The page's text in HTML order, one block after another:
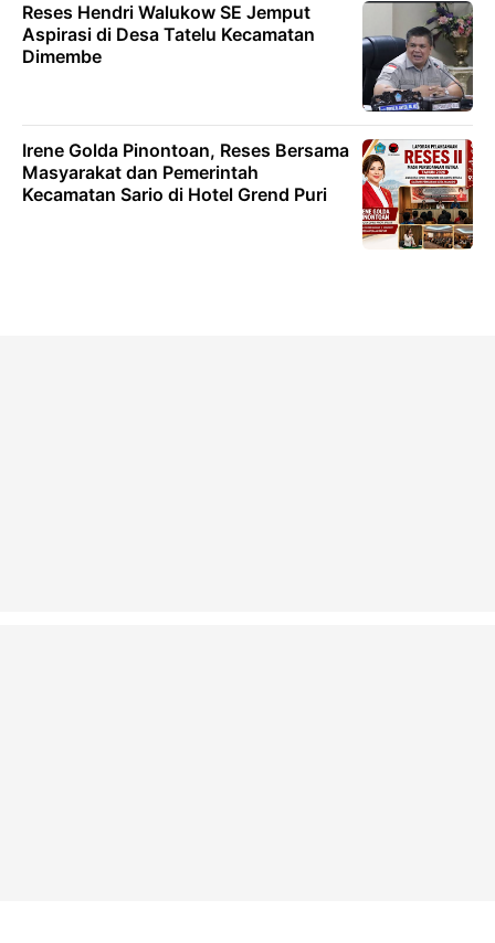
Reses Hendri Walukow SE Jemput
Aspirasi di Desa Tatelu Kecamatan
Dimembe
Irene Golda Pinontoan, Reses Bersama
Masyarakat dan Pemerintah
Kecamatan Sario di Hotel Grend Puri